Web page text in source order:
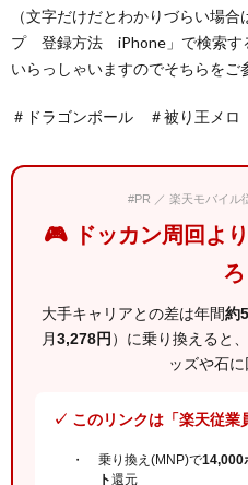
（文字だけだとわかりづらい場
プ 登録方法 iPhone」で検索す
いらっしゃいますのでそちらをご
＃ドラゴンボール ＃被り王メ
#PR ／ 楽天モバイル
🎮 ドッカン周回よ
ろ
大手キャリアとの差は年間約
月3,278円）に乗り換えると
ッズや石に
✓ このリンクは「楽天従業
乗り換え(MNP)で14,000
ト還元